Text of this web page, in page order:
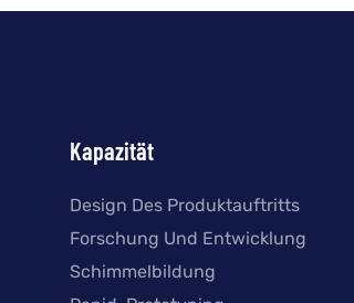
Kapazität
Design Des Produktauftritts
Forschung Und Entwicklung
Schimmelbildung